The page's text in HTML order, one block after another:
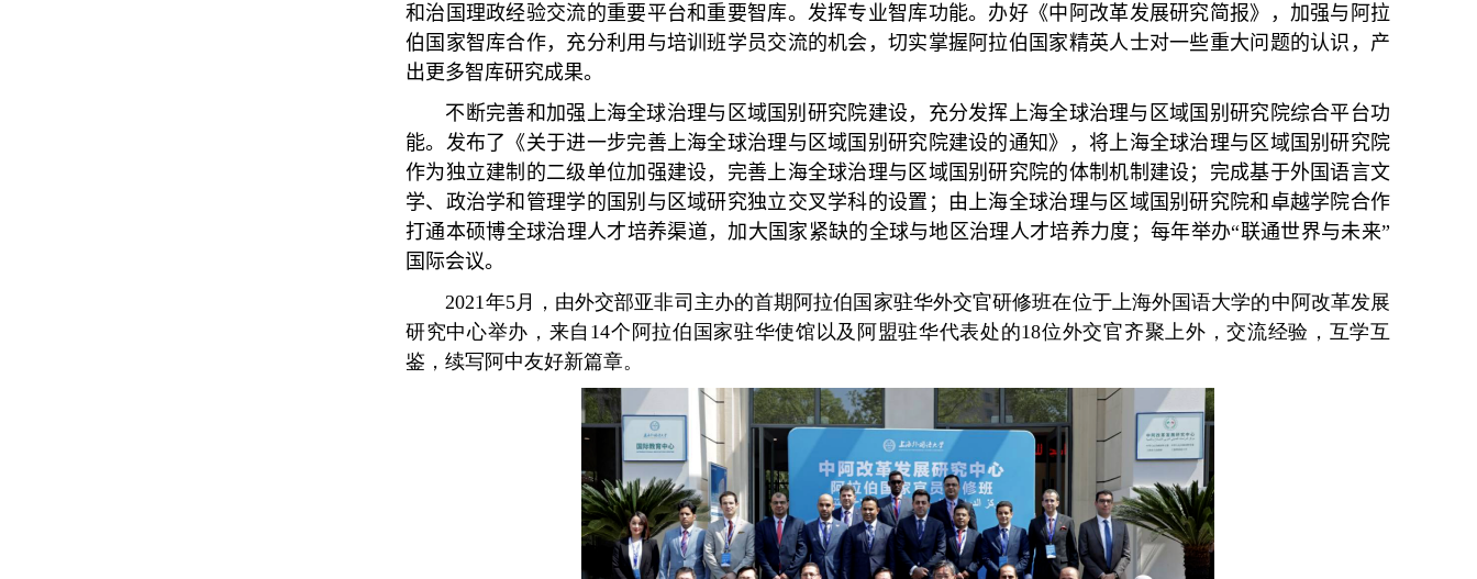
和治国理政经验交流的重要平台和重要智库。发挥专业智库功能。办好《中阿改革发展研究简报》，加强与阿拉
伯国家智库合作，充分利用与培训班学员交流的机会，切实掌握阿拉伯国家精英人士对一些重大问题的认识，产
出更多智库研究成果。
不断完善和加强上海全球治理与区域国别研究院建设，充分发挥上海全球治理与区域国别研究院综合平台功
能。发布了《关于进一步完善上海全球治理与区域国别研究院建设的通知》，将上海全球治理与区域国别研究院
作为独立建制的二级单位加强建设，完善上海全球治理与区域国别研究院的体制机制建设；完成基于外国语言文
学、政治学和管理学的国别与区域研究独立交叉学科的设置；由上海全球治理与区域国别研究院和卓越学院合作
打通本硕博全球治理人才培养渠道，加大国家紧缺的全球与地区治理人才培养力度；每年举办“联通世界与未来”
国际会议。
2021 年5月，由外交部亚非司主办的首期阿拉伯国家驻华外交官研修班在位于上海外国语大学的中阿改革发展
研究中心举办，来自 14个阿拉伯国家驻华使馆以及阿盟驻华代表处的18位外交官齐聚上外，交流经验，互学互
鉴，续写阿中友好新篇章。